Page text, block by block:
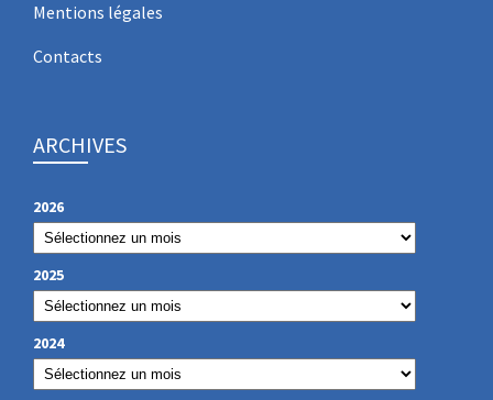
Mentions légales
Contacts
ARCHIVES
2026
2025
2024